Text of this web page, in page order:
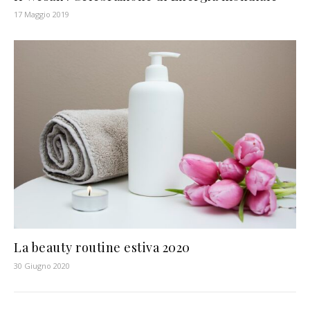
17 Maggio 2019
La beauty routine estiva 2020
30 Giugno 2020